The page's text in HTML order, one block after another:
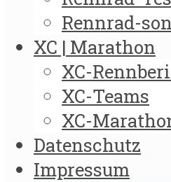
Rennrad-
XC | Marathon
XC-
XC-Teams
XC-
Datenschutz
Impressum